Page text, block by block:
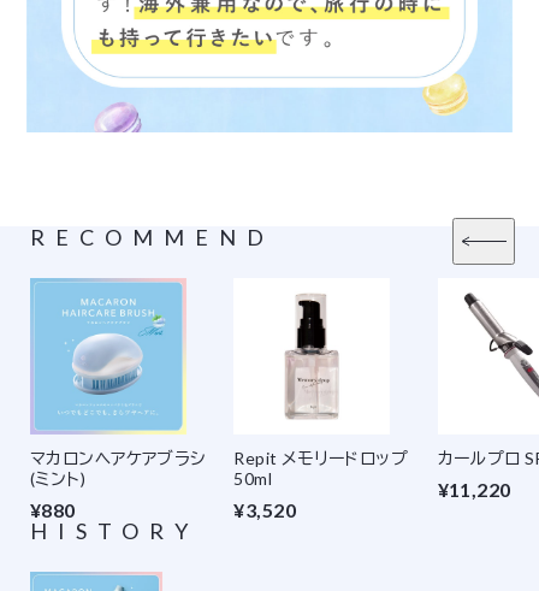
RECOMMEND
マカロンヘアケアブラシ
(ミント)
¥880
Repit メモリードロップ
50ml
¥3,520
カールプロ
¥11,220
HISTORY